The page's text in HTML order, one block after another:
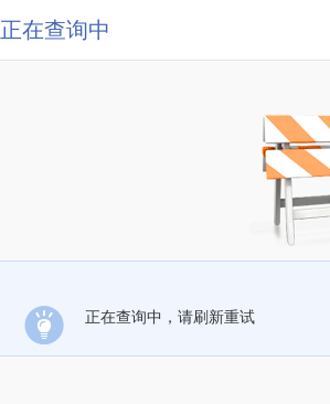
正在查询中
正在查询中，请刷新重试